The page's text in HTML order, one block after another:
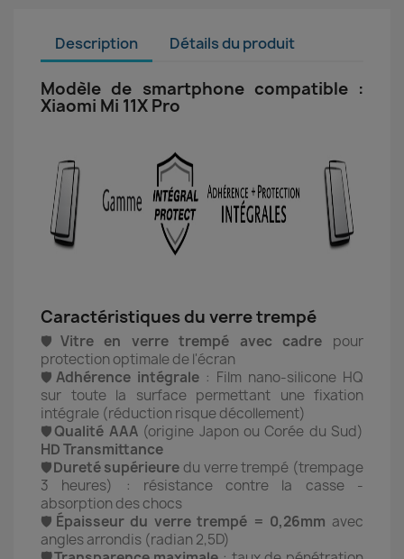
Description Détails du produit
Modèle de smartphone compatible :
Xiaomi Mi 11X Pro
Caractéristiques du verre trempé
🛡️ Vitre en verre trempé avec cadre pour
protection optimale de l'écran
🛡️ Adhérence intégrale : Film nano-silicone HQ
sur toute la surface permettant une fixation
intégrale (réduction risque décollement)
🛡️Qualité AAA(origine Japon ou Corée du Sud)
HD Transmittance
🛡️Dureté supérieure du verre trempé (trempage
3 heures) : résistance contre la casse -
absorption des chocs
🛡️ Épaisseur du verre trempé = 0,26mm avec
angles arrondis (radian 2,5D)